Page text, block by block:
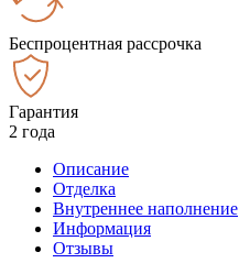
Беспроцентная рассрочка
Гарантия
2 года
Описание
Отделка
Внутреннее наполнение
Информация
Отзывы